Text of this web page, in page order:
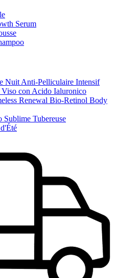
Serum
Nuit Anti-Pelliculaire Intensif
Viso con Acido Ialuronico
Renewal Bio-Retinol Body
Tubereuse